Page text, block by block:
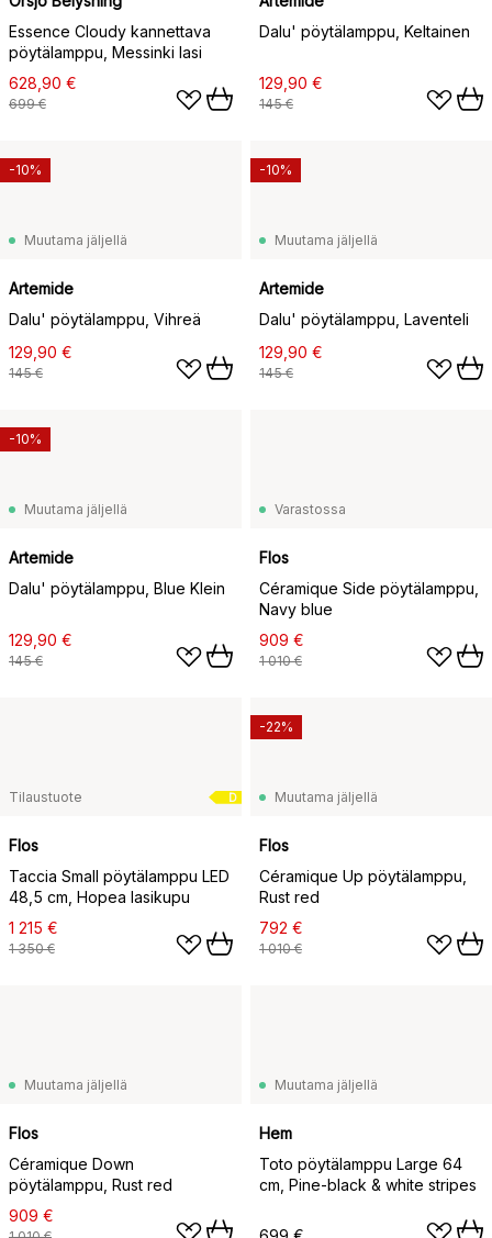
Essence Cloudy kannettava
pöytälamppu, Messinki lasi
628,90 €
699 €
Dalu' pöytälamppu, Keltainen
129,90 €
145 €
Muutama jäljellä
Artemide
Dalu' pöytälamppu, Vihreä
129,90 €
145 €
-10%
Muutama jäljellä
Artemide
Dalu' pöytälamppu, Laventeli
129,90 €
145 €
-10%
Muutama jäljellä
Artemide
Dalu' pöytälamppu, Blue Klein
129,90 €
145 €
-10%
Varastossa
Flos
Céramique Side pöytälamppu,
Navy blue
909 €
1 010 €
D
Tilaustuote
Flos
Taccia Small pöytälamppu LED
48,5 cm, Hopea lasikupu
1 215 €
1 350 €
Muutama jäljellä
Flos
Céramique Up pöytälamppu,
Rust red
792 €
1 010 €
-22%
Muutama jäljellä
Flos
Céramique Down
pöytälamppu, Rust red
909 €
Muutama jäljellä
Hem
Toto pöytälamppu Large 64
cm, Pine-black & white stripes